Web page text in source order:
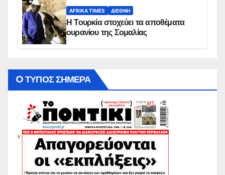
AFRIKA TIMES ΔΙΕΘΝΉ
Η Τουρκία στοχεύει τα αποθέματα
ουρανίου της Σομαλίας
O ΤΥΠΟΣ ΣΗΜΕΡΑ